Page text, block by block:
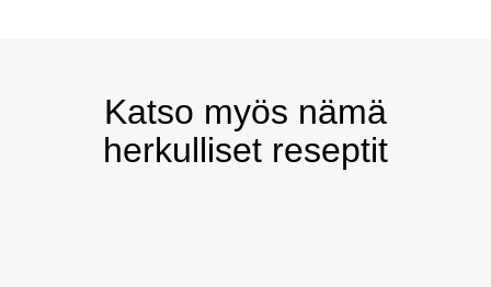
Katso myös nämä
herkulliset reseptit